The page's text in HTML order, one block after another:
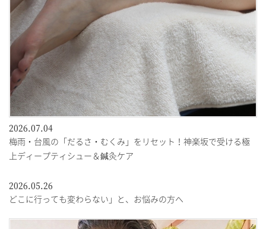
2026.07.04
梅雨・台風の「だるさ・むくみ」をリセット！神楽坂で受ける極
上ディープティシュー＆鍼灸ケア
2026.05.26
どこに行っても変わらない」と、お悩みの方へ